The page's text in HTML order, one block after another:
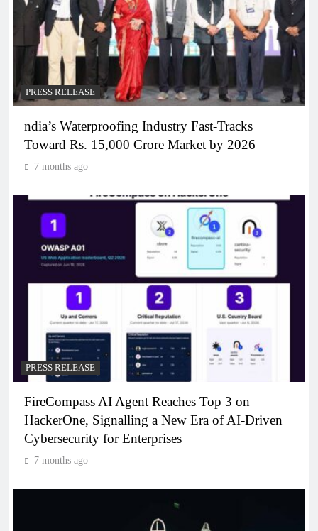
PRESS RELEASE
ndia’s Waterproofing Industry Fast-Tracks
Toward Rs. 15,000 Crore Market by 2026
7 months ago
PRESS RELEASE
FireCompass AI Agent Reaches Top 3 on
HackerOne, Signalling a New Era of AI-Driven
Cybersecurity for Enterprises
7 months ago